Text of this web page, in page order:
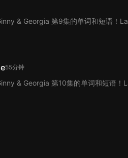
& Georgia 第9集的单词和短语！
55分钟
& Georgia 第10集的单词和短语！